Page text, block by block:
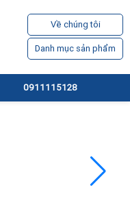
Về chúng tôi
Danh mục sản phẩm
0911115128